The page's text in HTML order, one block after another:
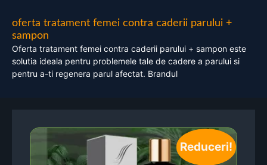
oferta tratament femei contra caderii parului +
sampon
Oferta tratament femei contra caderii parului + sampon este
solutia ideala pentru problemele tale de cadere a parului si
pentru a-ti regenera parul afectat. Brandul
Reduceri!